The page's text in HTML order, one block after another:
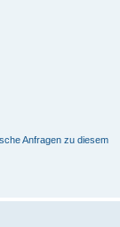
Anfragen zu diesem